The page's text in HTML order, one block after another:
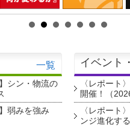
一覧
シン・物流の
弱みを強み
イベント
〈レポート
開催！（
〈レポート
ンジ進化す